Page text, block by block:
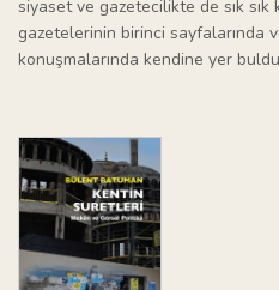
siyaset ve gazetecilikte de sık sık
gazetelerinin birinci sayfalarında
konuşmalarında kendine yer